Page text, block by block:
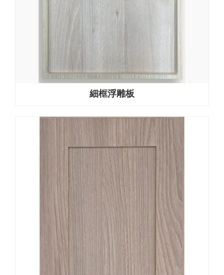
細框浮雕板